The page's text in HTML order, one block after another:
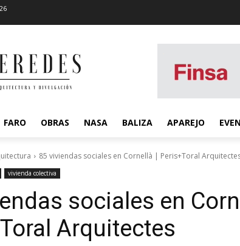
FARO OBRAS NASA BALIZA APAREJO
85 viviendas sociales en Cornellà | Peris+Toral
vivienda colectiva
sociales en
Arquitectes